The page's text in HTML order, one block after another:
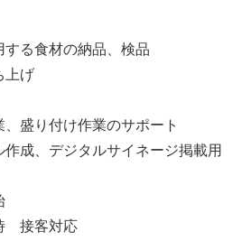
る食材の納品、検品
上げ
盛り付け作業のサポート
成、デジタルサイネージ掲載用
接客対応